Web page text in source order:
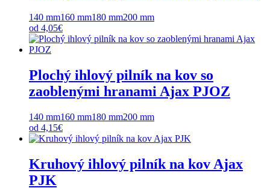
140 mm160 mm180 mm200 mm
od 4,05€
Plochý ihlový pilník na kov so
zaoblenými hranami Ajax PJOZ
140 mm160 mm180 mm200 mm
od 4,15€
Kruhový ihlový pilník na kov Ajax
PJK